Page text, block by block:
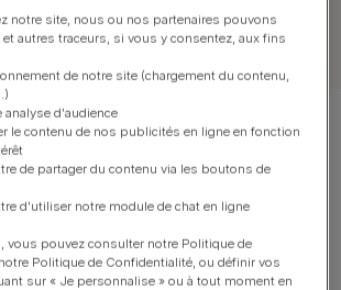
nos articles sur les chats
articles
les plus consultés
Pelage, peau et oreilles du chat
notre site, nous ou nos partenaires pouvons
autres traceurs, si vous y consentez, aux fins
de notre site (chargement du contenu,
analyse d'audience
le contenu de nos publicités en ligne en fonction
de partager du contenu via les boutons de
d'utiliser notre module de chat en ligne
vous pouvez consulter notre Politique de
Politique de Confidentialité, ou définir vos
sur « Je personnalise » ou à tout moment en